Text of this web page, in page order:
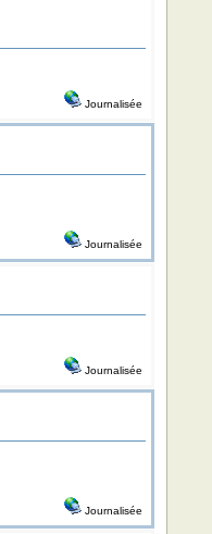
Journalisée
Journalisée
Journalisée
Journalisée